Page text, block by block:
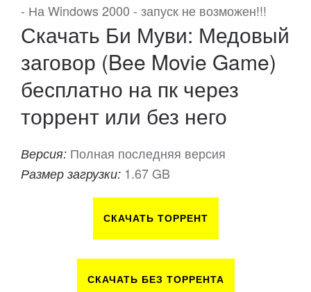
- На Windows 2000 - запуск не возможен!!!
Скачать Би Муви: Медовый
заговор (Bee Movie Game)
бесплатно на пк через
торрент или без него
Версия: Полная последняя версия
Размер загрузки: 1.67 GB
СКАЧАТЬ ТОРРЕНТ
СКАЧАТЬ БЕЗ ТОРРЕНТА